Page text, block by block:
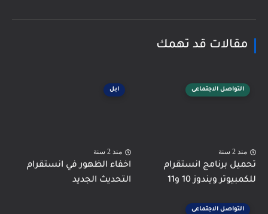
مقالات قد تهمك
التواصل الاجتماعى
منذ 2 سنة
تحميل برنامج انستقرام
للكمبيوتر ويندوز 10 و11
ابل
منذ 2 سنة
اخفاء الظهور في انستقرام
التحديث الجديد
التواصل الاجتماعى